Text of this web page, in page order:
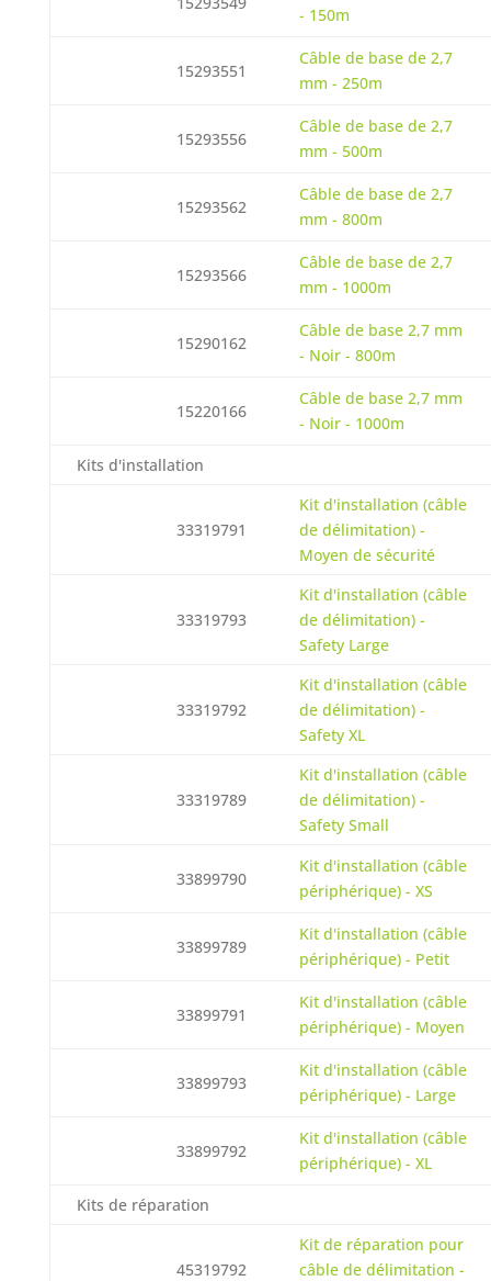
- 150m
15293551
Câble de base de 2,7
mm - 250m
15293556
Câble de base de 2,7
mm - 500m
15293562
Câble de base de 2,7
mm - 800m
15293566
Câble de base de 2,7
mm - 1000m
15290162
Câble de base 2,7 mm
- Noir - 800m
15220166
Câble de base 2,7 mm
- Noir - 1000m
Kits d'installation
33319791
Kit d'installation (câble
de délimitation) -
Moyen de sécurité
33319793
Kit d'installation (câble
de délimitation) -
Safety Large
33319792
Kit d'installation (câble
de délimitation) -
Safety XL
33319789
Kit d'installation (câble
de délimitation) -
Safety Small
33899790
Kit d'installation (câble
périphérique) - XS
33899789
Kit d'installation (câble
périphérique) - Petit
33899791
Kit d'installation (câble
périphérique) - Moyen
33899793
Kit d'installation (câble
périphérique) - Large
33899792
Kit d'installation (câble
périphérique) - XL
Kits de réparation
45319792
Kit de réparation pour
câble de délimitation -